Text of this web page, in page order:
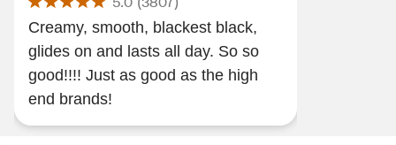
Creamy, smooth, blackest black,
glides on and lasts all day. So so
good!!!! Just as good as the high
end brands!